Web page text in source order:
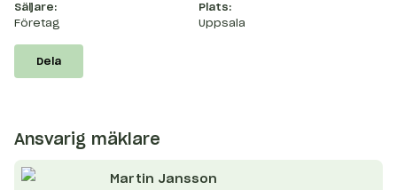
Säljare:
Företag
Plats:
Uppsala
Dela
Ansvarig mäklare
Martin Jansson